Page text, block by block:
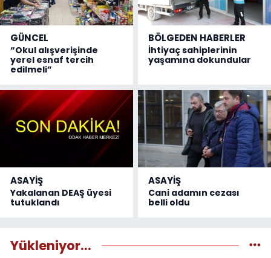
GÜNCEL
“Okul alışverişinde
yerel esnaf tercih
edilmeli”
BÖLGEDEN HABERLER
İhtiyaç sahiplerinin
yaşamına dokundular
ASAYİŞ
Yakalanan DEAŞ üyesi
tutuklandı
ASAYİŞ
Cani adamın cezası
belli oldu
Yükleniyor...